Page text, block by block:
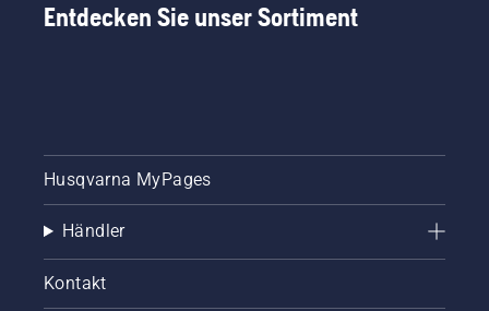
Entdecken Sie unser Sortiment
Husqvarna MyPages
Händler
Kontakt